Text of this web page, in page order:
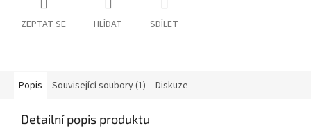
ZEPTAT SE HLÍDAT SDÍLET
Popis Související soubory (1) Diskuze
Detailní popis produktu